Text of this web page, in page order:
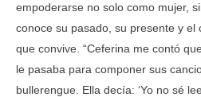
empoderarse no solo como mujer,
conoce su pasado, su presente y el
que convive. “Ceferina me contó
le pasaba para componer sus
bullerengue. Ella decía: ‘Yo no sé